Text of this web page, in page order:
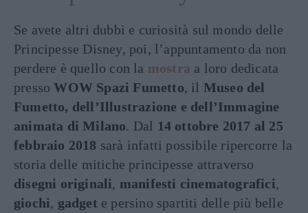
Se avete altri dubbi e curiosità sul mondo delle
Principesse Disney, poi, l’appuntamento da non
perdere è quello con la mostra a loro dedicata
presso WOW Spazi Fumetto, il Museo del
Fumetto, dell’Illustrazione e dell’Immagine
animata di Milano. Dal 14 ottobre 2017 al 25
febbraio 2018 sarà infatti possibile ripercorre la
storia delle mitiche principesse attraverso
disegni originali, manifesti cinematografici,
giochi, gadget e persino spartiti delle più belle